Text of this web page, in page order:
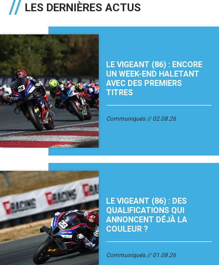
LES DERNIÈRES ACTUS
LE VIGEANT (86) : ENCORE
UN WEEK-END HALETANT
AVEC DES PREMIERS
TITRES
Communiqués 02.08.26
LE VIGEANT (86) : DES
QUALIFICATIONS QUI
ANNONCENT DÉJÀ LA
COULEUR ?
Communiqués 01.08.26